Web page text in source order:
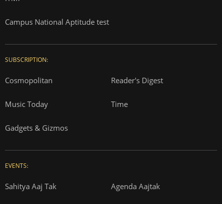
Campus National Aptitude test
SUBSCRIPTION:
Cosmopolitan Reader's Digest
Music Today Time
Gadgets & Gizmos
EVENTS:
Sahitya Aaj Tak Agenda Aajtak